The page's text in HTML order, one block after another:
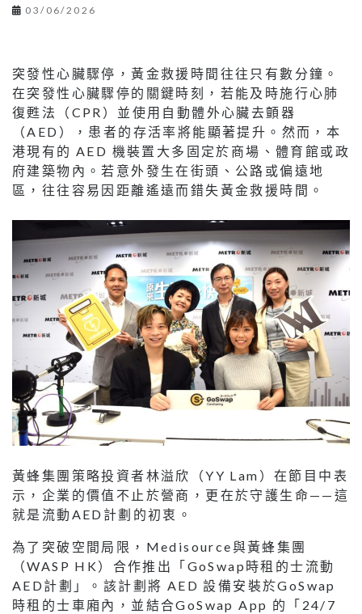
03/06/2026
突發性心臟驟停，黃金救援時間往往只有數分鐘。
在突發性心臟驟停的關鍵時刻，若能及時施行心肺
復甦法（CPR）並使用自動體外心臟去顫器
（AED），患者的存活率將能顯著提升。然而，本
港現有的 AED 機裝置大多固定於商場、體育館或政
府建築物內。若意外發生在街頭、公路或偏遠地
區，往往容易因距離遙遠而錯失黃金救援時間。
黃蜂集團策略投資者林溢欣（YY Lam）在節目中表
示，企業的價值不止於營商，更在於守護生命——這
就是流動AED計劃的初衷。
為了突破空間局限，Medisource與黃蜂集團
（WASP HK）合作推出「GoSwap時租的士流動
AED計劃」。該計劃將 AED 設備安裝於GoSwap
時租的士車廂內，並結合GoSwap App 的「24/7